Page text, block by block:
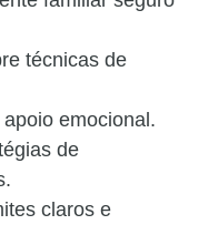
técnicas de
emocional.
de
claros e